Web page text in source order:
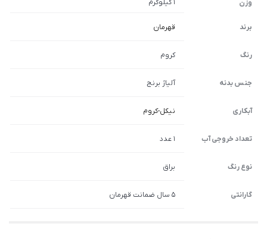
وزن 1 کیلوگرم
برند قهرمان
رنگ کروم
جنس بدنه آلیاژ برنج
آبکاری نیکل-کروم
تعداد خروجی آب 1 عدد
نوع رنگ براق
گارانتی 5 سال ضمانت قهرمان